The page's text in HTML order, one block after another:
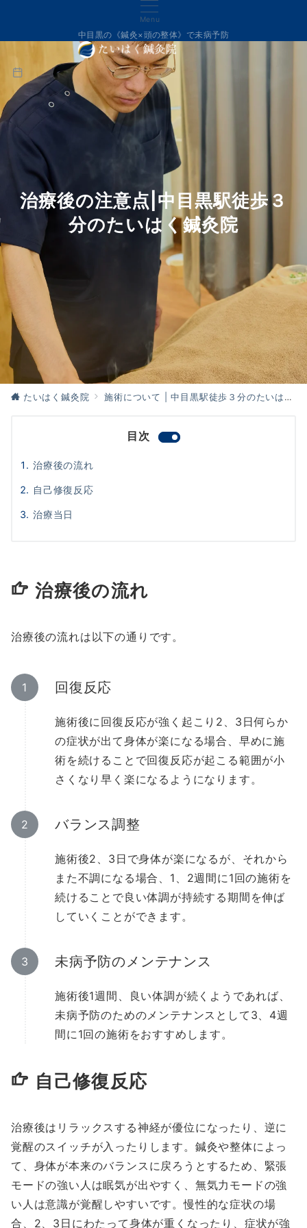
Menu
中目黒の《鍼灸×頭の整体》で未病予防
治療後の注意点|中目黒駅徒歩３
分のたいはく鍼灸院
たいはく鍼灸院 施術について | 中目黒駅徒歩３分のたいはく鍼灸院
目次
治療後の流れ
自己修復反応
治療当日
治療後の流れ
治療後の流れは以下の通りです。
回復反応
施術後に回復反応が強く起こり2、3日何らか
の症状が出て身体が楽になる場合、早めに施
術を続けることで回復反応が起こる範囲が小
さくなり早く楽になるようになります。
バランス調整
施術後2、3日で身体が楽になるが、それから
また不調になる場合、1、2週間に1回の施術を
続けることで良い体調が持続する期間を伸ば
していくことができます。
未病予防のメンテナンス
施術後1週間、良い体調が続くようであれば、
未病予防のためのメンテナンスとして3、4週
間に1回の施術をおすすめします。
自己修復反応
治療後はリラックスする神経が優位になったり、逆に
覚醒のスイッチが入ったりします。鍼灸や整体によっ
て、身体が本来のバランスに戻ろうとするため、緊張
モードの強い人は眠気が出やすく、無気力モードの強
い人は意識が覚醒しやすいです。慢性的な症状の場
合、2、3日にわたって身体が重くなったり、症状が強